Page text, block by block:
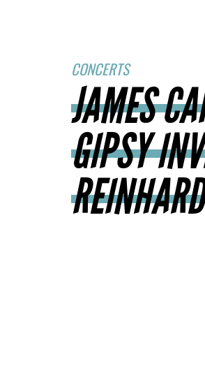
CONCERTS
JAMES
GIPSY